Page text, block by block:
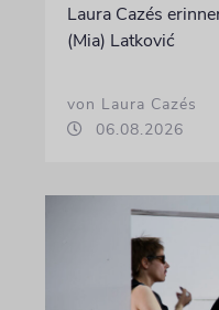
Laura Cazés
(Mia) Latković
von Laura Cazés
06.08.2026